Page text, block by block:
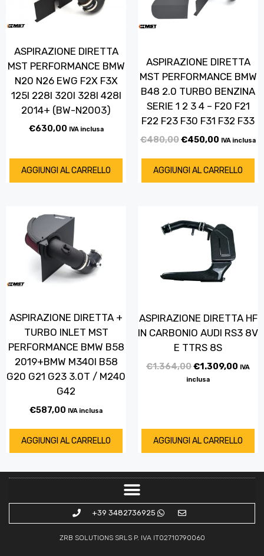
ASPIRAZIONE DIRETTA
MST PERFORMANCE BMW
N20 N26 EWG F2X F3X
125I 228I 320I 328I 428I
2014+ (BW-N2003)
€630,00 IVA inclusa
AGGIUNGI AL CARRELLO
ASPIRAZIONE DIRETTA
MST PERFORMANCE BMW
B48 2.0 TURBO BENZINA
SERIE 1 2 3 4 – F20 F21
F22 F23 F30 F31 F32 F33
€480,00€450,00 IVA inclusa
AGGIUNGI AL CARRELLO
ASPIRAZIONE DIRETTA +
TURBO INLET MST
PERFORMANCE BMW B58
2019+BMW M340I B58
G20 G21 G23 3.0T / M240
G42
€587,00 IVA inclusa
AGGIUNGI AL CARRELLO
ASPIRAZIONE DIRETTA HF
IN CARBONIO AUDI RS3 8V
E TTRS 8S
€1.364,00€1.309,00 IVA
inclusa
AGGIUNGI AL CARRELLO
+39 3482736925
ZRB SOLUTIONS SRLS P. IVA IT02710790060